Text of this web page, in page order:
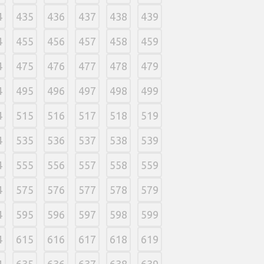
435 436 437 438 439
455 456 457 458 459
475 476 477 478 479
495 496 497 498 499
515 516 517 518 519
535 536 537 538 539
555 556 557 558 559
575 576 577 578 579
595 596 597 598 599
615 616 617 618 619